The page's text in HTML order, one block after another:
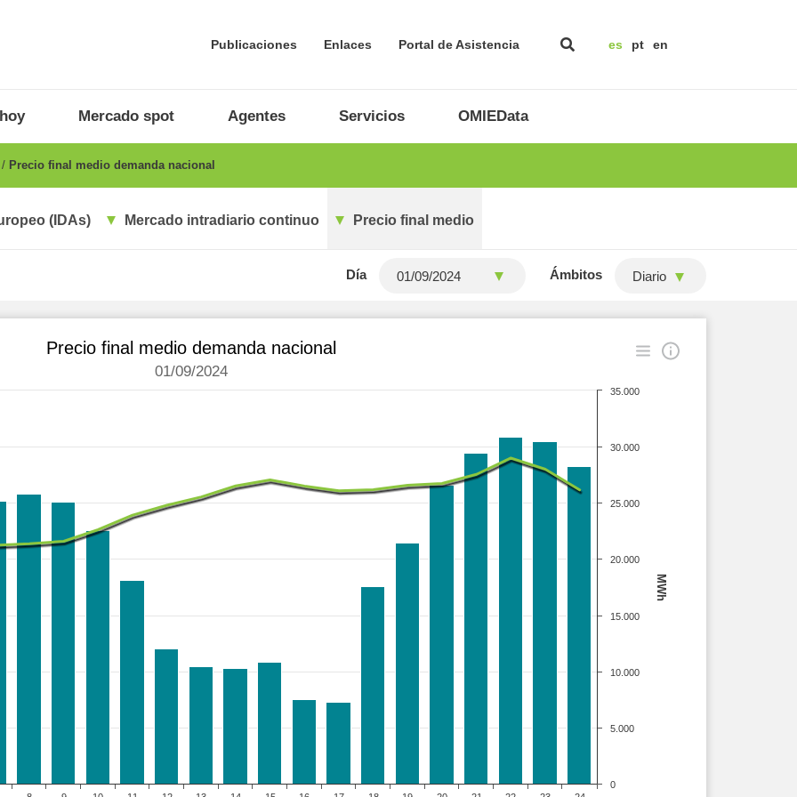
Publicaciones Enlaces Portal de Asistencia es pt en
Mercado spot Agentes Servicios OMIEData
Precio final medio demanda nacional
(IDAs) Mercado intradiario continuo Precio final medio
Día Ámbitos Diario
MWh
Precio final medio demanda nacional
01/09/2024
0
5.000
10.000
15.000
20.000
25.000
30.000
35.000